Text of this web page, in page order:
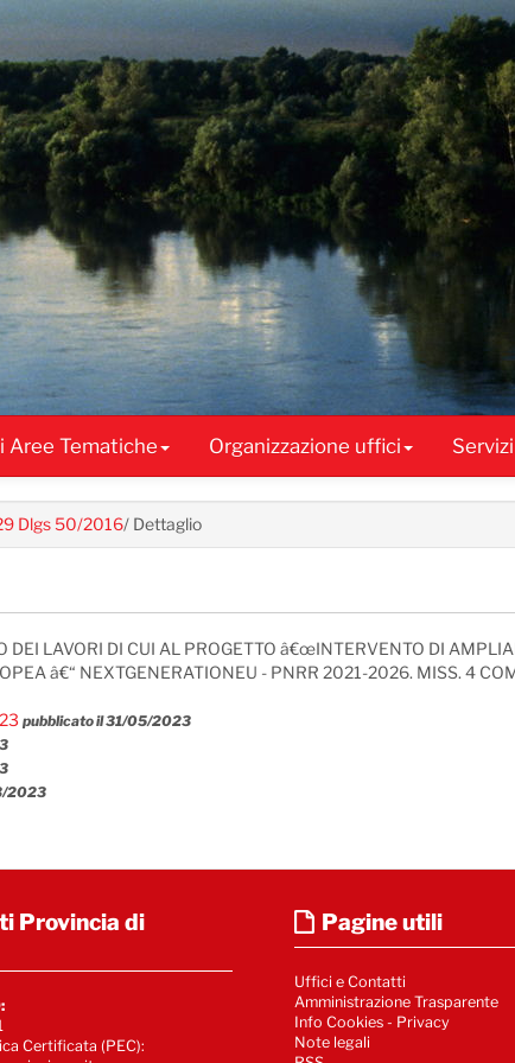
Aree Tematiche Organizzazione uffici
Dlgs 50/2016/ Dettaglio
LAVORI DI CUI AL PROGETTO â€œINTERVENTO DI
â€“ NEXTGENERATIONEU - PNRR 2021-2026. MISS. 4
pubblicato il 31/05/2023
2023
Provincia di
Certificata (PEC):
Pagine utili
Uffici e Contatti
Amministrazione Trasparente
Info Cookies- Privacy
Note legali